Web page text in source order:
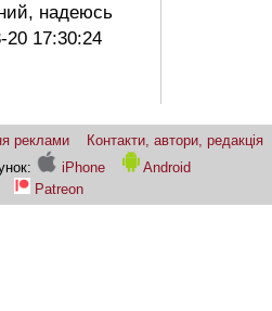
надеюсь
20 17:30:24
реклами
Контакти, автори, редакція
iPhone
Android
Patreon